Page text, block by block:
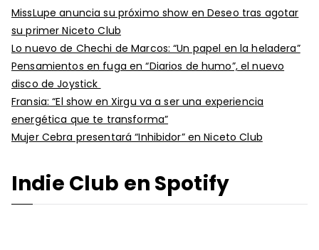
MissLupe anuncia su próximo show en Deseo tras agotar
su primer Niceto Club
Lo nuevo de Chechi de Marcos: “Un papel en la heladera”
Pensamientos en fuga en “Diarios de humo”, el nuevo
disco de Joystick
Fransia: “El show en Xirgu va a ser una experiencia
energética que te transforma”
Mujer Cebra presentará “Inhibidor” en Niceto Club
Indie Club en Spotify